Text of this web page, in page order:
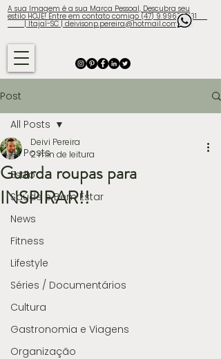
A sua Imagem é a sua Marca Pessoal, Descubra seu
estilo HOJE! Entre em contato comigo (47) 9.9960-3131
| Itajaí-SC | deivisonp.pereira@hotmail.com
Post
All Posts
Estilo
Saúde e Bem Estar
News
Fitness
Lifestyle
Séries / Documentários
Cultura
Gastronomia e Viagens
Organização
All Posts
Guarda roupas para
INSPIRAR!!
Deivi Pereira
2 min de leitura